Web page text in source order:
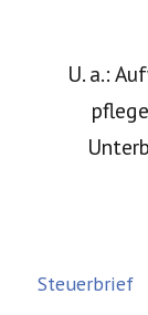
U. a.:
Steuerbrief